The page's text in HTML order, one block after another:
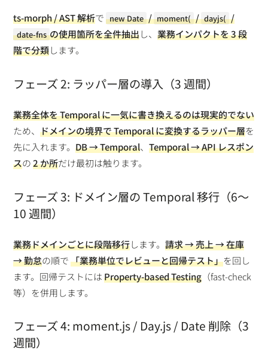
ts-morph / AST 解析で new Date / moment( / dayjs( /
date-fns の使用箇所を全件抽出し、 業務インパクトを 3 段
階で分類します。
フェーズ 2: ラッパー層の導入（3 週間）
業務全体を Temporal に一気に書き換えるのは現実的でない
ため、ドメインの境界で Temporal に変換するラッパー層を
先に入れます。DB → Temporal、Temporal → API レスポン
スの2 か所だけ最初は触ります。
フェーズ 3: ドメイン層の Temporal 移行（6〜
10 週間）
業務ドメインごとに段階移行します。請求 → 売上 → 在庫
→ 勤怠の順で「業務単位でレビューと回帰テスト」を回し
ます。回帰テストにはProperty-based Testing （fast-check
等）を併用します。
フェーズ 4: moment.js / Day.js / Date 削除（3
週間）